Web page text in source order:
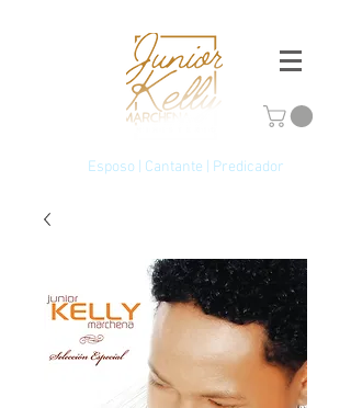
Esposo | Cantante | Predicador